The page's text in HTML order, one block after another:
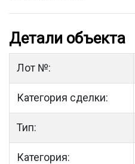
Детали объекта
Лот №:
Категория сделки:
Тип:
Категория: